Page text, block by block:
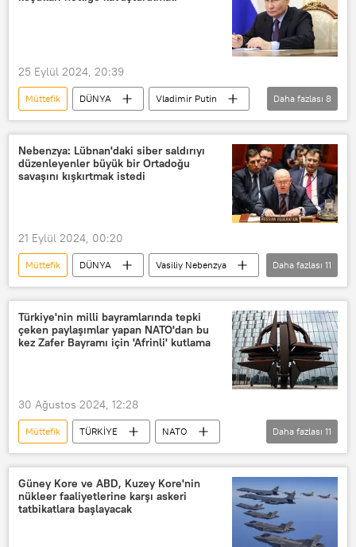
Suikast
uzman
25 Eylül 2024, 20:39
Müttefik DÜNYA
Vladimir Putin
Rusya Güvenlik Konseyi
nükleer caydırıcılık
Nükleer silah
nükleer doktrin
Belarus
Daha fazlası 8
Nebenzya: Lübnan'daki siber saldırıyı
düzenleyenler büyük bir Ortadoğu
savaşını kışkırtmak istedi
21 Eylül 2024, 00:20
Müttefik DÜNYA
Vasiliy Nebenzya
Birleşmiş Milletler Güvenlik Konseyi (BMGK)
Lübnan
Ortadoğu
Siber saldırı
ABD
Savaş
Mariya Zaharova
Daha fazlası 11
Türkiye'nin milli bayramlarında tepki
çeken paylaşımlar yapan NATO'dan bu
kez Zafer Bayramı için 'Afrinli' kutlama
30 Ağustos 2024, 12:28
Müttefik TÜRKİYE
NATO
Zafer Bayramı
30 Ağustos Zafer Bayramı
Kutlama
Afrin
İzmir
NATO üyeliği
Daha fazlası 11
Güney Kore ve ABD, Kuzey Kore'nin
nükleer faaliyetlerine karşı askeri
tatbikatlara başlayacak